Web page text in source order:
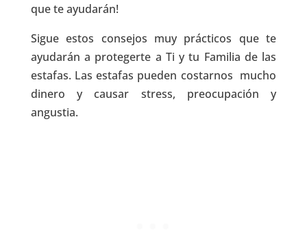
que te ayudarán!
Sigue estos consejos muy prácticos que te
ayudarán a protegerte a Ti y tu Familia de las
estafas. Las estafas pueden costarnos mucho
dinero y causar stress, preocupación y
angustia.